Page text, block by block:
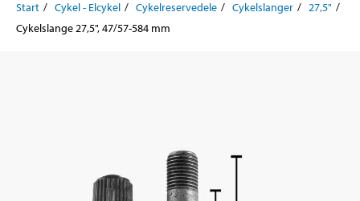
Start Cykel - Elcykel Cykelreservedele Cykelslanger
27,5"
Cykelslange 27,5", 47/57-584 mm